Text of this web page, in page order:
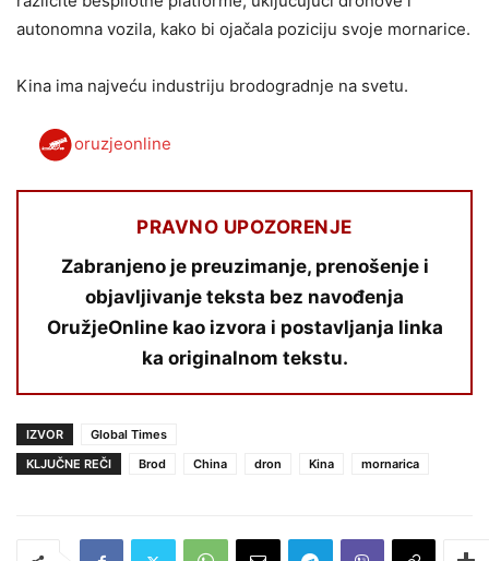
autonomna vozila, kako bi ojačala poziciju svoje mornarice.
Kina ima najveću industriju brodogradnje na svetu.
oruzjeonline
PRAVNO UPOZORENJE
Zabranjeno je preuzimanje, prenošenje i
objavljivanje teksta bez navođenja
OružjeOnline kao izvora i postavljanja linka
ka originalnom tekstu.
IZVOR
Global Times
KLJUČNE REČI
Brod China dron Kina mornarica